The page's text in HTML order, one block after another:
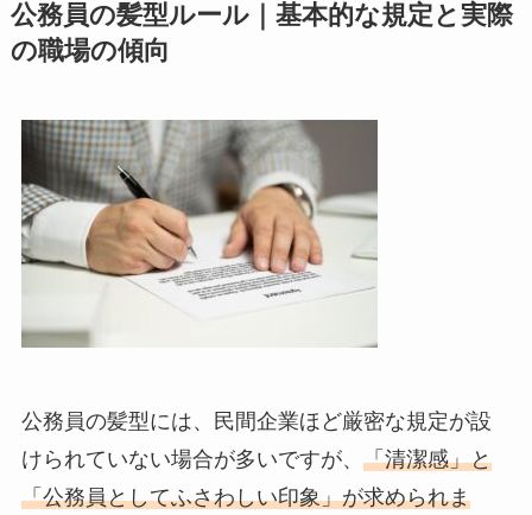
公務員の髪型ルール｜基本的な規定と実際
の職場の傾向
公務員の髪型には、民間企業ほど厳密な規定が設
けられていない場合が多いですが、 「清潔感」と
「公務員としてふさわしい印象」が求められま